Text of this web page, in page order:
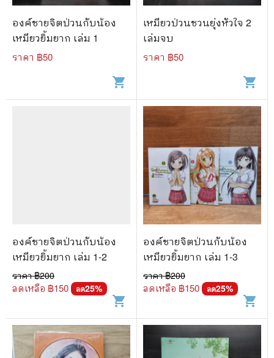
องค์ชายจิตป่วนกับน้อง
เหมียวยิ้มยาก เล่ม 1
ราคา ฿50
shopping_cart
เหมียวป่วนชวนยุ่งหัวใจ 2
เล่มจบ
ราคา ฿50
shopping_cart
องค์ชายจิตป่วนกับน้อง
เหมียวยิ้มยาก เล่ม 1-2
ราคา ฿200
ลดเหลือ ฿150 ลด25%
shopping_cart
องค์ชายจิตป่วนกับน้อง
เหมียวยิ้มยาก เล่ม 1-3
ราคา ฿200
ลดเหลือ ฿150 ลด25%
shopping_cart